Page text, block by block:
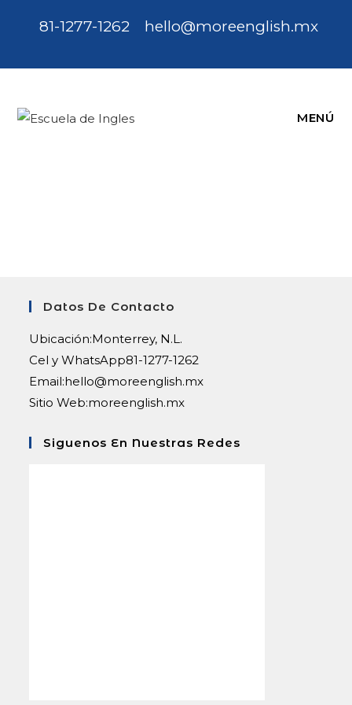
81-1277-1262 hello@moreenglish.mx
MENÚ
Datos De Contacto
Ubicación:Monterrey, N.L.
Cel y WhatsApp81-1277-1262
Email:hello@moreenglish.mxAbre
aplicación
Sitio Web:moreenglish.mx
Siguenos En Nuestras Redes